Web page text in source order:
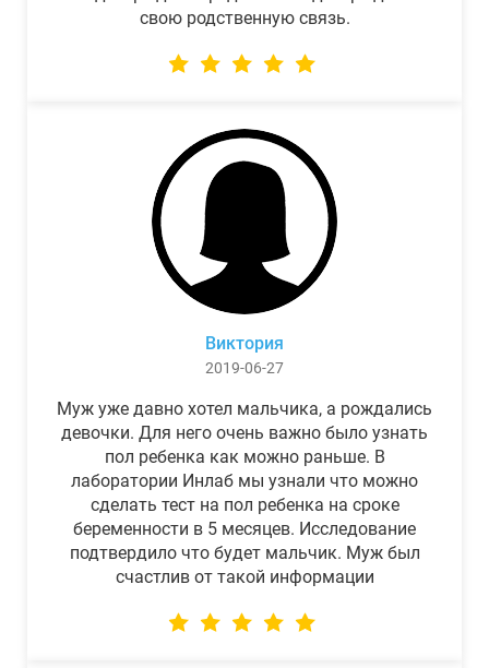
свою родственную связь.
Виктория
2019-06-27
Муж уже давно хотел мальчика, а рождались
девочки. Для него очень важно было узнать
пол ребенка как можно раньше. В
лаборатории Инлаб мы узнали что можно
сделать тест на пол ребенка на сроке
беременности в 5 месяцев. Исследование
подтвердило что будет мальчик. Муж был
счастлив от такой информации